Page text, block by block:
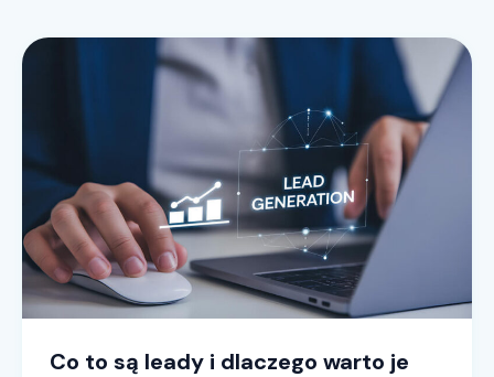
Co to są leady i dlaczego warto je